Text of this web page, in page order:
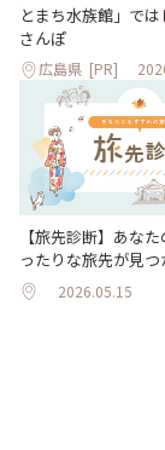
とまち水族館」で
さんぽ
広島県 [PR]
【旅先診断】あな
ったりな旅先が見
2026.05.15